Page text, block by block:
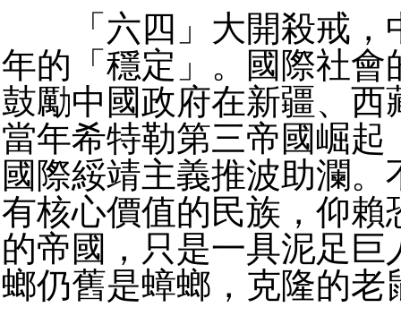
「六四」大開殺戒，
年的「穩定」。國際社會
鼓勵中國政府在新疆、西
當年希特勒第三帝國崛起
國際綏靖主義推波助瀾。
有核心價值的民族，仰賴
的帝國，只是一具泥足巨
螂仍舊是蟑螂，克隆的老